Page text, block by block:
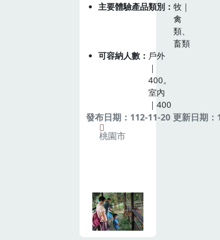
主要體驗產品類別
牧｜
禽
類、
畜類
可容納人數
戶外
｜
400。
室內
｜400
發布日期：112-11-20 更新日期
桃園市